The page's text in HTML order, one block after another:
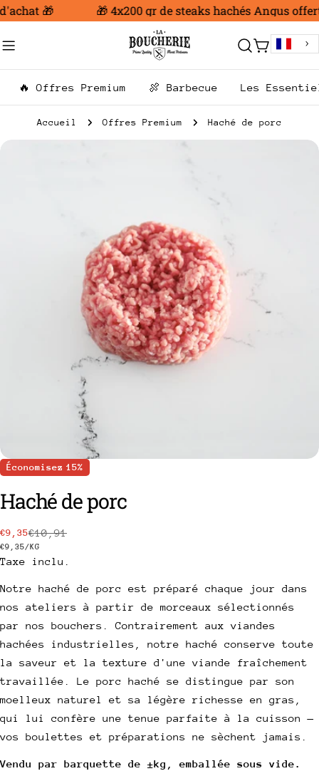
Aller
contenu
🎁 🎁 4x200 gr de steaks hachés Angus offert
Chariot
🔥 Offres Premium 🍖 Barbecue Les
Accueil Offres Premium Haché de porc
le média 0 en mode modal
Économisez 15%
Haché de porc
Prix
de
€9,35
Prix
habituel
€10,91
PRIX
UNITAIRE
€9,35/PAR
KG
Taxe inclu.
Notre haché de porc est préparé chaque jour dans
nos ateliers à partir de morceaux sélectionnés
par nos bouchers. Contrairement aux viandes
hachées industrielles, notre haché conserve toute
la saveur et la texture d'une viande fraîchement
travaillée. Le porc haché se distingue par son
moelleux naturel et sa légère richesse en gras,
qui lui confère une tenue parfaite à la cuisson —
vos boulettes et préparations ne sèchent jamais.
Vendu par barquette de ±kg, emballée sous vide.
Partager ce produit
Partager
Copie
Partager
sur
PartagerÉpingler
Votre
nom
Votre
email
Votre
téléphone
Votre
message